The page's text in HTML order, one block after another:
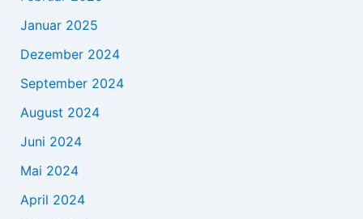
Januar 2025
Dezember 2024
September 2024
August 2024
Juni 2024
Mai 2024
April 2024